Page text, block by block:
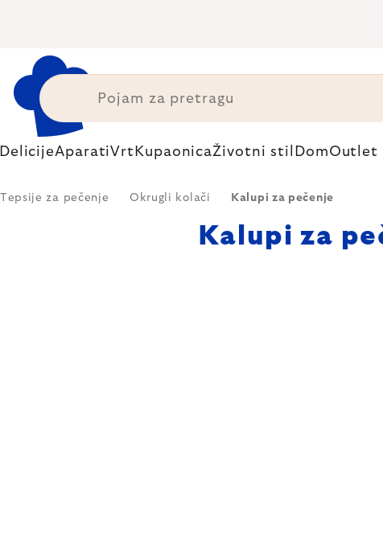
DelicijeAparatiVrt KupaonicaŽivotni stil DomOutlet
Tepsije za pečenje Okrugli kolači Kalupi za pečenje
Kalupi za